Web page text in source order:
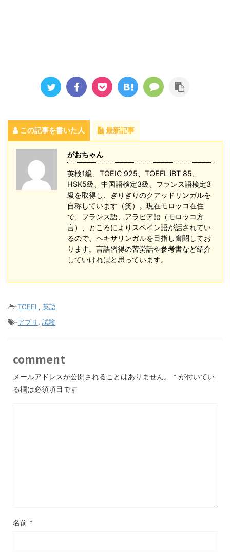
この記事を書いた人 最新記事
がおちゃん
英検1級、TOEIC 925、TOEFL iBT 85、
HSK5級、中国語検定3級、フランス語検定3
級を取得し、ぎりぎりのクアッドリンガルを
自称しています（笑）。現在モロッコ在住
で、フランス語、アラビア語（モロッコ方
言）、ところによりスペイン語が話されてい
るので、ヘキサリンガルを目指し奮闘してお
ります。言語習得の苦労話や参考書など紹介
していければと思っています。
-TOEFL , 英語
-アプリ , 試験
comment
メールアドレスが公開されることはありません。 * が付いてい
る欄は必須項目です
名前 *